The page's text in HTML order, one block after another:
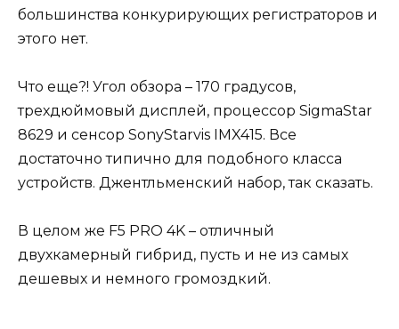
большинства конкурирующих регистраторов и
этого нет.
Что еще?! Угол обзора – 170 градусов,
трехдюймовый дисплей, процессор SigmaStar
8629 и сенсор SonyStarvis IMX415. Все
достаточно типично для подобного класса
устройств. Джентльменский набор, так сказать.
В целом же F5 PRO 4K – отличный
двухкамерный гибрид, пусть и не из самых
дешевых и немного громоздкий.